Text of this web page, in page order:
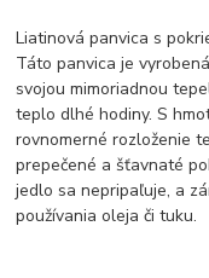
Liatinová panvica s
Táto panvica je
svojou mimoriadnou
teplo dlhé hodiny. S
rovnomerné rozloženie
prepečené a šťavnaté
jedlo sa nepripaľuje, a
používania oleja či tuku.